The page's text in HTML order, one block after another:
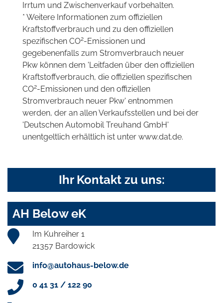
Irrtum und Zwischenverkauf vorbehalten.
* Weitere Informationen zum offiziellen
Kraftstoffverbrauch und zu den offiziellen
spezifischen CO2-Emissionen und
gegebenenfalls zum Stromverbrauch neuer
Pkw können dem 'Leitfaden über den offiziellen
Kraftstoffverbrauch, die offiziellen spezifischen
CO2-Emissionen und den offiziellen
Stromverbrauch neuer Pkw' entnommen
werden, der an allen Verkaufsstellen und bei der
'Deutschen Automobil Treuhand GmbH'
unentgeltlich erhältlich ist unter www.dat.de.
Ihr Kontakt zu uns:
AH Below eK
Im Kuhreiher 1
21357 Bardowick
info@autohaus-below.de
0 41 31 / 122 90